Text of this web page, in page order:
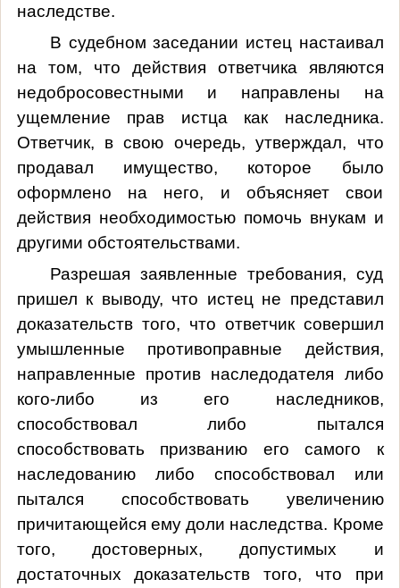
наследстве.
В судебном заседании истец настаивал
на том, что действия ответчика являются
недобросовестными и направлены на
ущемление прав истца как наследника.
Ответчик, в свою очередь, утверждал, что
продавал имущество, которое было
оформлено на него, и объясняет свои
действия необходимостью помочь внукам и
другими обстоятельствами.
Разрешая заявленные требования, суд
пришел к выводу, что истец не представил
доказательств того, что ответчик совершил
умышленные противоправные действия,
направленные против наследодателя либо
кого-либо из его наследников,
способствовал либо пытался
способствовать призванию его самого к
наследованию либо способствовал или
пытался способствовать увеличению
причитающейся ему доли наследства. Кроме
того, достоверных, допустимых и
достаточных доказательств того, что при